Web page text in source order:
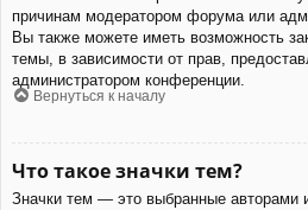
причинам модератором форума или
Вы также можете иметь возможность
темы, в зависимости от прав,
администратором конференции.
Вернуться к началу
Что такое значки тем?
Значки тем — это выбранные авторами